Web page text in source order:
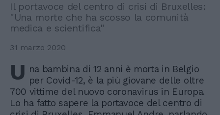
Il portavoce del centro di crisi di Bruxelles:
"Una morte che ha scosso la comunità
medica e scientifica"
31 marzo 2020
U na bambina di 12 anni è morta in Belgio
per Covid-12, è la più giovane delle oltre
700 vittime del nuovo coronavirus in Europa.
Lo ha fatto sapere la portavoce del centro di